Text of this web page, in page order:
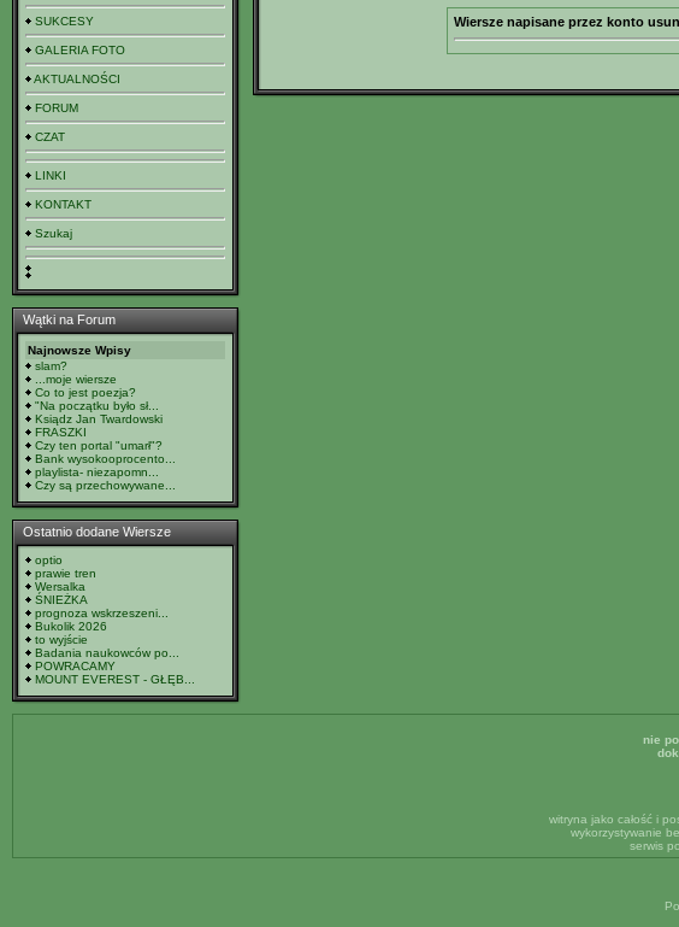
SUKCESY
GALERIA FOTO
AKTUALNOŚCI
FORUM
CZAT
LINKI
KONTAKT
Szukaj
Wątki na Forum
Najnowsze Wpisy
slam?
...moje wiersze
Co to jest poezja?
"Na początku było sł...
Ksiądz Jan Twardowski
FRASZKI
Czy ten portal "umarł"?
Bank wysokooprocento...
playlista- niezapomn...
Czy są przechowywane...
Ostatnio dodane Wiersze
optio
prawie tren
Wersalka
ŚNIEŻKA
prognoza wskrzeszeni...
Bukolik 2026
to wyjście
Badania naukowców po...
POWRACAMY
MOUNT EVEREST - GŁĘB...
Wiersze napisane przez konto
nie
witryna jako całość i
wykorzystywanie
serwis